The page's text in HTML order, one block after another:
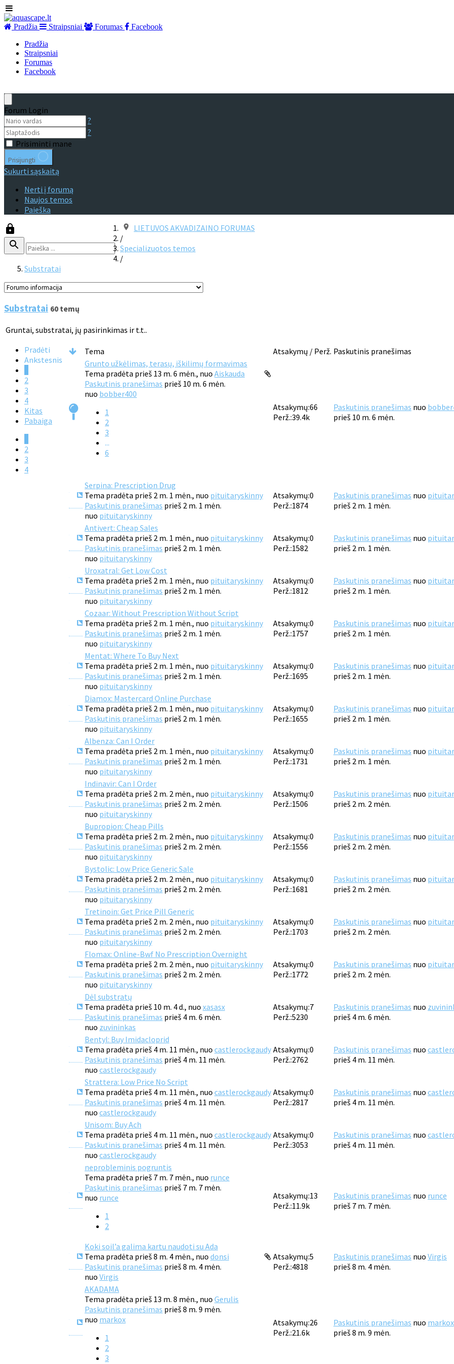
Pradžia Straipsniai Forumas
Facebook
Pradžia
Straipsniai
Forumas
Facebook
Forum Login
?
?
Prisiminti mane
Prisijungti
Sukurti sąskaitą
Nerti į forumą
Naujos temos
Paieška
LIETUVOS AKVADIZAINO FORUMAS
/
Specializuotos temos
/
Substratai
Substratai 60 temų
Gruntai, substratai, jų pasirinkimas ir t.t..
Pradėti
Ankstesnis
2
3
4
Kitas
Pabaiga
2
3
4
Tema Atsakymų / Perž. Paskutinis pranešimas
Grunto užkėlimas, terasų, iškilimų formavimas
Tema pradėta prieš 13 m. 6 mėn., nuo Aiskauda
Paskutinis pranešimas prieš 10 m. 6 mėn.
nuo bobber400
1
2
3
...
6
Atsakymų:66
Perž.:39.4k
Paskutinis pranešimas nuo
prieš 10 m. 6 mėn.
Serpina: Prescription Drug
Tema pradėta prieš 2 m. 1 mėn., nuo pituitaryskinny
Paskutinis pranešimas prieš 2 m. 1 mėn.
nuo pituitaryskinny
Atsakymų:0
Perž.:1874
Paskutinis pranešimas nuo
prieš 2 m. 1 mėn.
Antivert: Cheap Sales
Tema pradėta prieš 2 m. 1 mėn., nuo pituitaryskinny
Paskutinis pranešimas prieš 2 m. 1 mėn.
nuo pituitaryskinny
Atsakymų:0
Perž.:1582
Paskutinis pranešimas nuo
prieš 2 m. 1 mėn.
Uroxatral: Get Low Cost
Tema pradėta prieš 2 m. 1 mėn., nuo pituitaryskinny
Paskutinis pranešimas prieš 2 m. 1 mėn.
nuo pituitaryskinny
Atsakymų:0
Perž.:1812
Paskutinis pranešimas nuo
prieš 2 m. 1 mėn.
Cozaar: Without Prescription Without Script
Tema pradėta prieš 2 m. 1 mėn., nuo pituitaryskinny
Paskutinis pranešimas prieš 2 m. 1 mėn.
nuo pituitaryskinny
Atsakymų:0
Perž.:1757
Paskutinis pranešimas nuo
prieš 2 m. 1 mėn.
Mentat: Where To Buy Next
Tema pradėta prieš 2 m. 1 mėn., nuo pituitaryskinny
Paskutinis pranešimas prieš 2 m. 1 mėn.
nuo pituitaryskinny
Atsakymų:0
Perž.:1695
Paskutinis pranešimas nuo
prieš 2 m. 1 mėn.
Diamox: Mastercard Online Purchase
Tema pradėta prieš 2 m. 1 mėn., nuo pituitaryskinny
Paskutinis pranešimas prieš 2 m. 1 mėn.
nuo pituitaryskinny
Atsakymų:0
Perž.:1655
Paskutinis pranešimas nuo
prieš 2 m. 1 mėn.
Albenza: Can I Order
Tema pradėta prieš 2 m. 1 mėn., nuo pituitaryskinny
Paskutinis pranešimas prieš 2 m. 1 mėn.
nuo pituitaryskinny
Atsakymų:0
Perž.:1731
Paskutinis pranešimas nuo
prieš 2 m. 1 mėn.
Indinavir: Can I Order
Tema pradėta prieš 2 m. 2 mėn., nuo pituitaryskinny
Paskutinis pranešimas prieš 2 m. 2 mėn.
nuo pituitaryskinny
Atsakymų:0
Perž.:1506
Paskutinis pranešimas nuo
prieš 2 m. 2 mėn.
Bupropion: Cheap Pills
Tema pradėta prieš 2 m. 2 mėn., nuo pituitaryskinny
Paskutinis pranešimas prieš 2 m. 2 mėn.
nuo pituitaryskinny
Atsakymų:0
Perž.:1556
Paskutinis pranešimas nuo
prieš 2 m. 2 mėn.
Bystolic: Low Price Generic Sale
Tema pradėta prieš 2 m. 2 mėn., nuo pituitaryskinny
Paskutinis pranešimas prieš 2 m. 2 mėn.
nuo pituitaryskinny
Atsakymų:0
Perž.:1681
Paskutinis pranešimas nuo
prieš 2 m. 2 mėn.
Tretinoin: Get Price Pill Generic
Tema pradėta prieš 2 m. 2 mėn., nuo pituitaryskinny
Paskutinis pranešimas prieš 2 m. 2 mėn.
nuo pituitaryskinny
Atsakymų:0
Perž.:1703
Paskutinis pranešimas nuo
prieš 2 m. 2 mėn.
Flomax: Online-Bwf No Prescription Overnight
Tema pradėta prieš 2 m. 2 mėn., nuo pituitaryskinny
Paskutinis pranešimas prieš 2 m. 2 mėn.
nuo pituitaryskinny
Atsakymų:0
Perž.:1772
Paskutinis pranešimas nuo
prieš 2 m. 2 mėn.
Dėl substratų
Tema pradėta prieš 10 m. 4 d., nuo xasasx
Paskutinis pranešimas prieš 4 m. 6 mėn.
nuo zuvininkas
Atsakymų:7
Perž.:5230
Paskutinis pranešimas nuo
prieš 4 m. 6 mėn.
Bentyl: Buy Imidacloprid
Tema pradėta prieš 4 m. 11 mėn., nuo castlerockgaudy
Paskutinis pranešimas prieš 4 m. 11 mėn.
nuo castlerockgaudy
Atsakymų:0
Perž.:2762
Paskutinis pranešimas nuo
prieš 4 m. 11 mėn.
Strattera: Low Price No Script
Tema pradėta prieš 4 m. 11 mėn., nuo castlerockgaudy
Paskutinis pranešimas prieš 4 m. 11 mėn.
nuo castlerockgaudy
Atsakymų:0
Perž.:2817
Paskutinis pranešimas nuo
prieš 4 m. 11 mėn.
Unisom: Buy Ach
Tema pradėta prieš 4 m. 11 mėn., nuo castlerockgaudy
Paskutinis pranešimas prieš 4 m. 11 mėn.
nuo castlerockgaudy
Atsakymų:0
Perž.:3053
Paskutinis pranešimas nuo
prieš 4 m. 11 mėn.
neprobleminis pogruntis
Tema pradėta prieš 7 m. 7 mėn., nuo runce
Paskutinis pranešimas prieš 7 m. 7 mėn.
nuo runce
1
2
Atsakymų:13
Perž.:11.9k
Paskutinis pranešimas nuo runce
prieš 7 m. 7 mėn.
Koki soil’a galima kartu naudoti su Ada
Tema pradėta prieš 8 m. 4 mėn., nuo donsi
Paskutinis pranešimas prieš 8 m. 4 mėn.
nuo Virgis
Atsakymų:5
Perž.:4818
Paskutinis pranešimas nuo Virgis
prieš 8 m. 4 mėn.
AKADAMA
Tema pradėta prieš 13 m. 8 mėn., nuo Gerulis
Paskutinis pranešimas prieš 8 m. 9 mėn.
nuo markox
1
2
3
Atsakymų:26
Perž.:21.6k
Paskutinis pranešimas nuo markox
prieš 8 m. 9 mėn.